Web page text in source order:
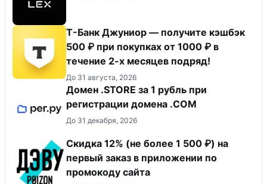
Т-Банк Джуниор — получите кэшбэк
500 ₽ при покупках от 1000 ₽ в
течение 2-х месяцев подряд!
До 31 августа, 2026
Домен .STORE за 1 рубль при
регистрации домена .COM
До 31 декабря, 2026
Скидка 12% (не более 1 500 ₽) на
первый заказ в приложении по
промокоду сайта